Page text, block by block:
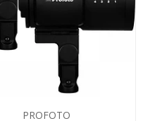
PROFOTO